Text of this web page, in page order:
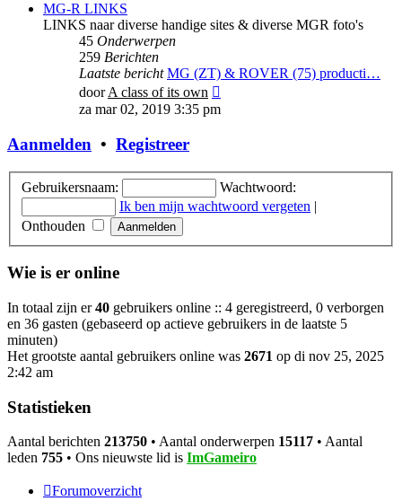
MG-R LINKS
LINKS naar diverse handige sites & diverse MGR foto's
45 Onderwerpen
259 Berichten
Laatste bericht MG (ZT) & ROVER (75) producti…
doorA class of its own
laatste
za mar 02, 2019 3:35 pm
Aanmelden • Registreer
Gebruikersnaam:
Wachtwoord:
Ik ben mijn wachtwoord vergeten |
Onthouden
Wie is er online
In totaal zijn er40 gebruikers online :: 4 geregistreerd, 0 verborgen
en 36 gasten (gebaseerd op actieve gebruikers in de laatste 5
minuten)
Het grootste aantal gebruikers online was 2671 op di nov 25, 2025
2:42 am
Statistieken
Aantal berichten 213750 • Aantal onderwerpen 15117 • Aantal
leden 755 • Ons nieuwste lid is ImGameiro
Forumoverzicht